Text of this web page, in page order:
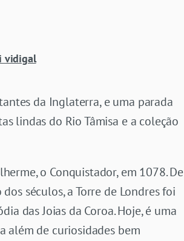
vidigal
da Inglaterra, e uma parada
lindas do Rio Tâmisa e a coleção
o Conquistador, em 1078. De
séculos, a Torre de Londres foi
das Joias da Coroa. Hoje, é uma
além de curiosidades bem